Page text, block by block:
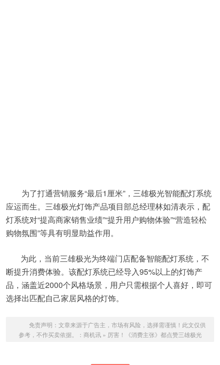
为了打通营销服务“最后1厘米”，三雄极光智能配灯系统
应运而生。三雄极光灯饰产品项目部总经理林如清表示，配
灯系统对“提高商家销售业绩”“提升用户购物体验”“营造轻松
购物氛围”等具有明显助益作用。
为此，当前三雄极光为终端门店配备智能配灯系统，不
断提升消费体验。该配灯系统已经导入95%以上的灯饰产
品，涵盖近2000个风格场景，用户只需根据个人喜好，即可
选择出匹配自己家居风格的灯饰。
免责声明：文章来源于广告主，市场有风险，选择需谨慎！此文仅供
参考，不作买卖依据。： 商机讯» 厉害！《消费主张》都点赞三雄极光